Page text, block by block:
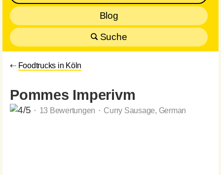
Blog
Suche
⇠ Foodtrucks in Köln
Pommes Imperivm
⬝ 13 Bewertungen ⬝ Curry Sausage, German